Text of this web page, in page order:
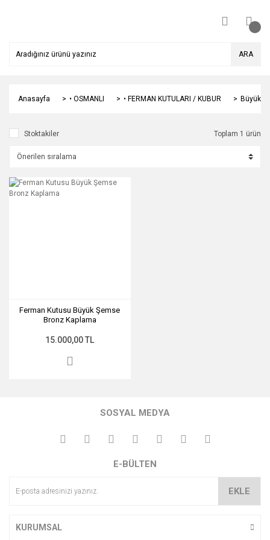
ARA
Anasayfa • OSMANLI • FERMAN KUTULARI / KUBUR Büyük
Stoktakiler Toplam 1 ürün
Ferman Kutusu Büyük Şemse
Bronz Kaplama
15.000,00 TL
SOSYAL MEDYA
E-BÜLTEN
EKLE
KURUMSAL